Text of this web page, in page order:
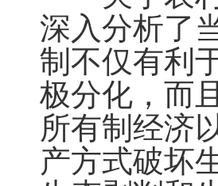
深入分析了
制不仅有利
极分化，而
所有制经济
产方式破坏